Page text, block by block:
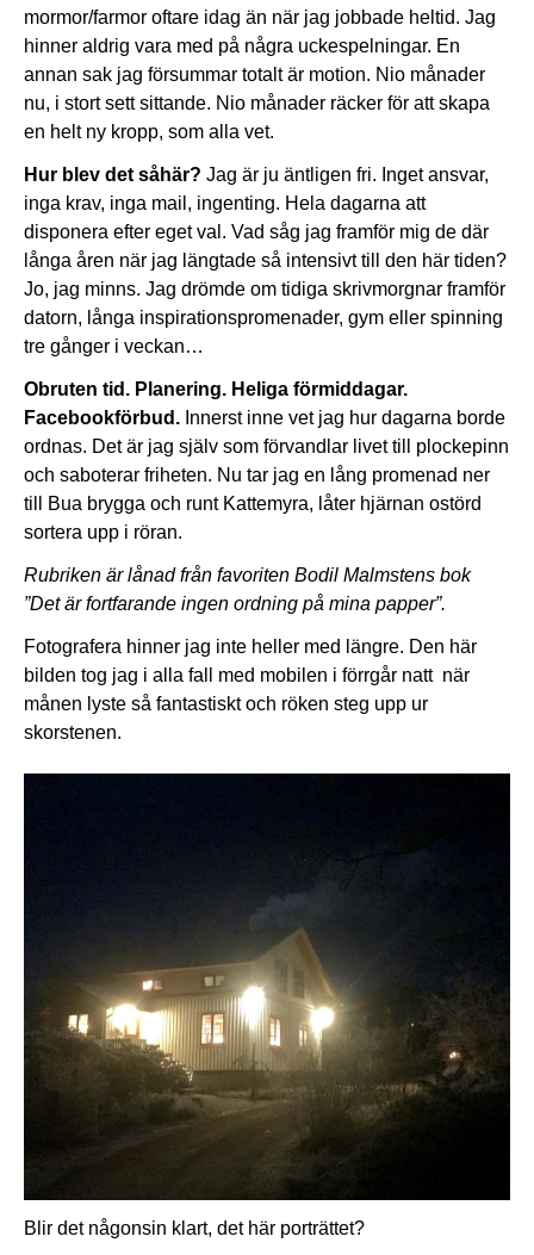
mormor/farmor oftare idag än när jag jobbade heltid. Jag
hinner aldrig vara med på några uckespelningar. En
annan sak jag försummar totalt är motion. Nio månader
nu, i stort sett sittande. Nio månader räcker för att skapa
en helt ny kropp, som alla vet.
Hur blev det såhär? Jag är ju äntligen fri. Inget ansvar,
inga krav, inga mail, ingenting. Hela dagarna att
disponera efter eget val. Vad såg jag framför mig de där
långa åren när jag längtade så intensivt till den här tiden?
Jo, jag minns. Jag drömde om tidiga skrivmorgnar framför
datorn, långa inspirationspromenader, gym eller spinning
tre gånger i veckan…
Obruten tid. Planering. Heliga förmiddagar.
Facebookförbud. Innerst inne vet jag hur dagarna borde
ordnas. Det är jag själv som förvandlar livet till plockepinn
och saboterar friheten. Nu tar jag en lång promenad ner
till Bua brygga och runt Kattemyra, låter hjärnan ostörd
sortera upp i röran.
Rubriken är lånad från favoriten Bodil Malmstens bok
”Det är fortfarande ingen ordning på mina papper”.
Fotografera hinner jag inte heller med längre. Den här
bilden tog jag i alla fall med mobilen i förrgår natt när
månen lyste så fantastiskt och röken steg upp ur
skorstenen.
Blir det någonsin klart, det här porträttet?